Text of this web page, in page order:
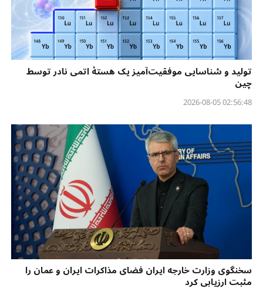
تولید و شناسایی موفقیت‌آمیز یک هستهٔ اتمی نادر توسط
چین
02:56:48 2026-08-05
سخنگوی وزارت خارجه ایران فضای مذاکرات ایران و عمان را
مثبت ارزیابی کرد